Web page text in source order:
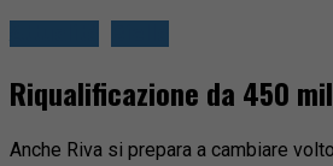
Riqualificazione da 450
Anche Riva si prepara a cambiare volto